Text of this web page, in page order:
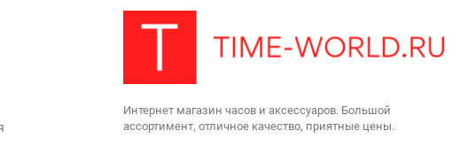
Интернет магазин часов и аксессуаров. Большой
ассортимент, отличное качество, приятные цены.